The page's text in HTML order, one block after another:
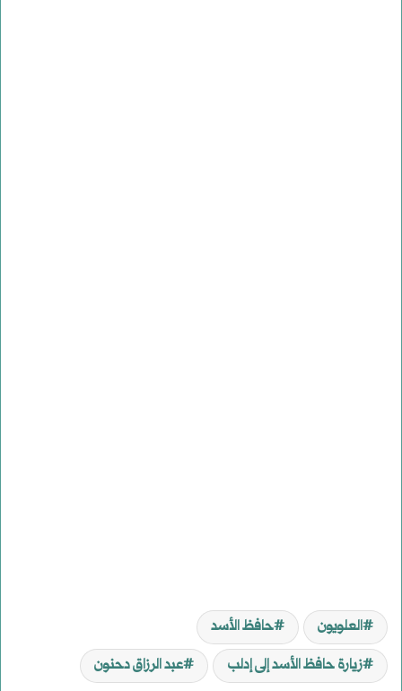
العلويون
حافظ الأسد
زيارة حافظ الأسد إلى إدلب
عبد الرزاق دحنون